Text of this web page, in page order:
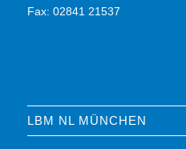
Fax: 02841 21537
LBM NL MÜNCHEN